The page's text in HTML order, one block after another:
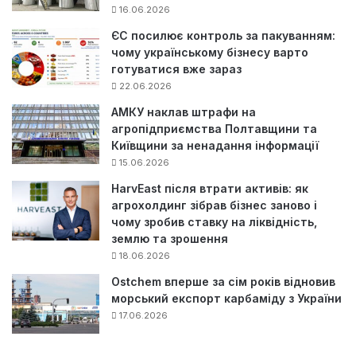
16.06.2026
ЄС посилює контроль за пакуванням:
чому українському бізнесу варто
готуватися вже зараз
22.06.2026
АМКУ наклав штрафи на
агропідприємства Полтавщини та
Київщини за ненадання інформації
15.06.2026
HarvEast після втрати активів: як
агрохолдинг зібрав бізнес заново і
чому зробив ставку на ліквідність,
землю та зрошення
18.06.2026
Ostchem вперше за сім років відновив
морський експорт карбаміду з України
17.06.2026